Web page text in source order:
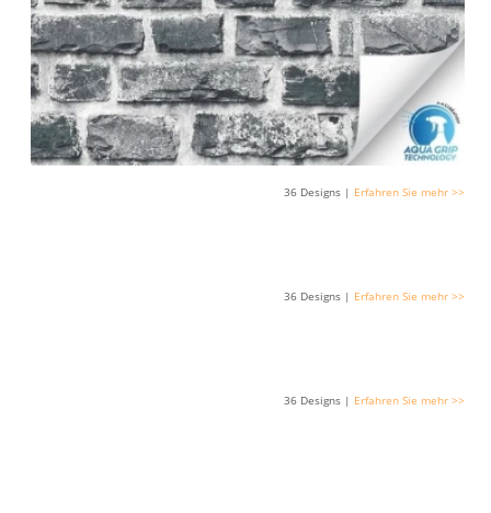
36 Designs | Erfahren Sie mehr >>
36 Designs | Erfahren Sie mehr >>
36 Designs | Erfahren Sie mehr >>